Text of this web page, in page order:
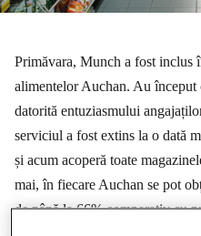
Primăvara, Munch a fost inclus
alimentelor Auchan. Au
datorită entuziasmului
serviciul a fost extins la o dată
și acum acoperă toate
mai, în fiecare Auchan se pot
de până la 66% comparativ cu